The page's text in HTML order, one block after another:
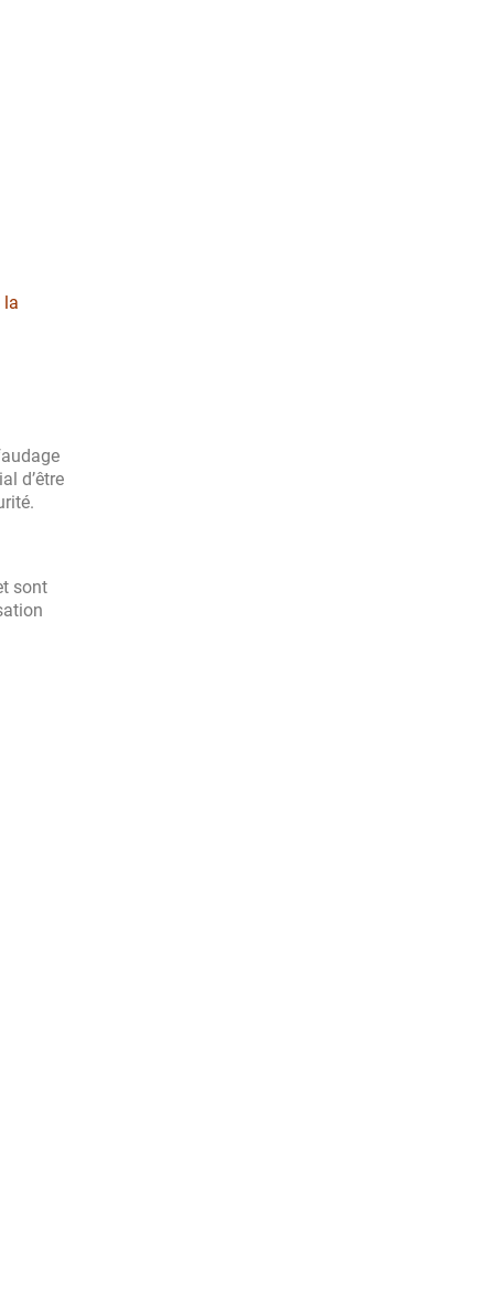
la
d’être
sont